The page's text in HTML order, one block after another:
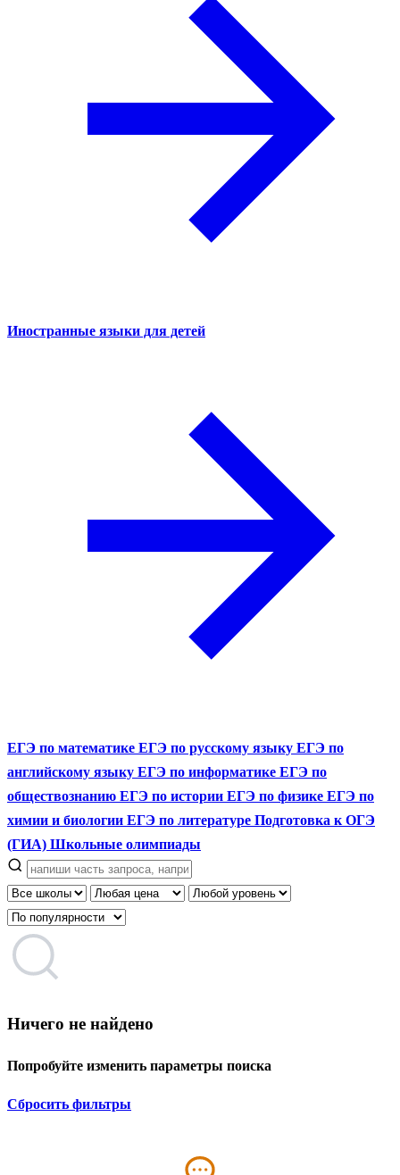
Иностранные языки для детей
ЕГЭ по математике ЕГЭ по русскому языку ЕГЭ по
английскому языку ЕГЭ по информатике ЕГЭ по
обществознанию ЕГЭ по истории ЕГЭ по физике ЕГЭ по
химии и биологии ЕГЭ по литературе Подготовка к ОГЭ
(ГИА) Школьные олимпиады
Ничего не найдено
Попробуйте изменить параметры поиска
Сбросить фильтры